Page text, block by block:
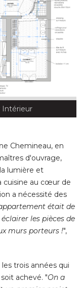
Chemineau, en
d'ouvrage,
lumière et
cuisine au cœur de
a nécessité des
était de
murs porteurs !",